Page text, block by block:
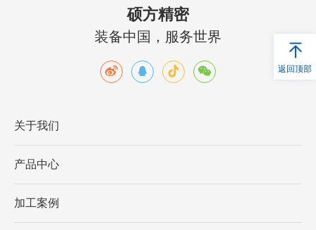
返回顶部
硕方精密
装备中国，服务世界
关于我们
产品中心
加工案例